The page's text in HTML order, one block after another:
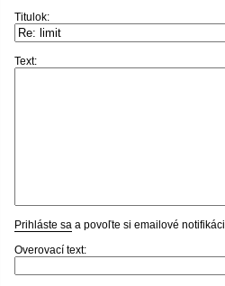
Titulok:
Text:
Prihláste sa a povoľte si emailové
Overovací text: